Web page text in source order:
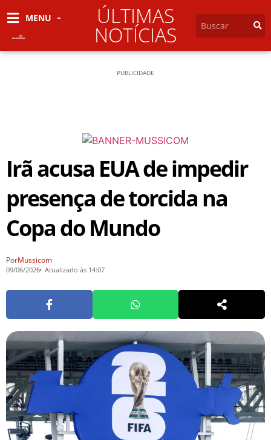
MENU ÚLTIMAS
NOTÍCIAS
PUBLICIDADE
Irã acusa EUA de impedir
presença de torcida na
Copa do Mundo
PorMussicom
09/06/2026 Atualizado às 14:07